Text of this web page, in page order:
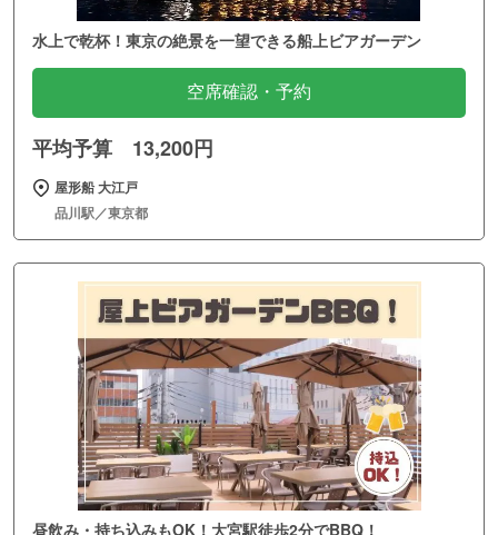
水上で乾杯！東京の絶景を一望できる船上ビアガーデン
空席確認・予約
平均予算 13,200円
屋形船 大江戸
品川駅／東京都
昼飲み・持ち込みもOK！大宮駅徒歩2分でBBQ！